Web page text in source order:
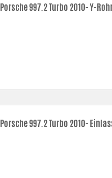
Porsche 997.2 Turbo 2010- Y-
Porsche 997.2 Turbo 2010-